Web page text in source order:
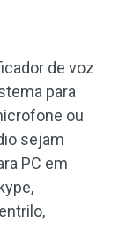
de voz
para
ou
sejam
PC em